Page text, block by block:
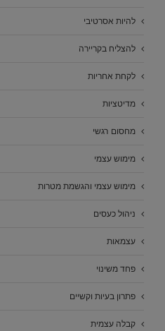
להיות אסרטיבי
להצליח בקריירה
לקחת אחריות
מדיטציות
מחסום רגשי
מימוש עצמי
מימוש עצמי והגשמת מטרות
ניהול כעסים
עצמאות
פחד משינוי
פתרון בעיות וקשיים
קבלה עצמית